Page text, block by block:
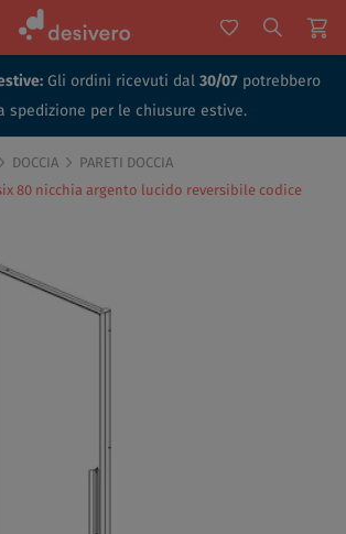
Gli ordini ricevuti dal 30/07 potrebbero
spedizione per le chiusure estive.
DOCCIA
PARETI DOCCIA
80 nicchia argento lucido reversibile codice